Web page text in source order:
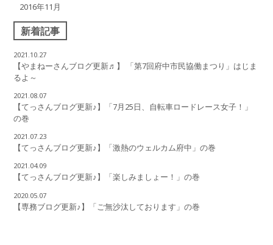
2016年11月
新着記事
2021.10.27
【やまねーさんブログ更新♬】 「第7回府中市民協働まつり」はじま
るよ～
2021.08.07
【てっさんブログ更新♪】「7月25日、自転車ロードレース女子！」
の巻
2021.07.23
【てっさんブログ更新♪】「激熱のウェルカム府中」の巻
2021.04.09
【てっさんブログ更新♪】「楽しみましょー！」の巻
2020.05.07
【専務ブログ更新♪】「ご無沙汰しております」の巻